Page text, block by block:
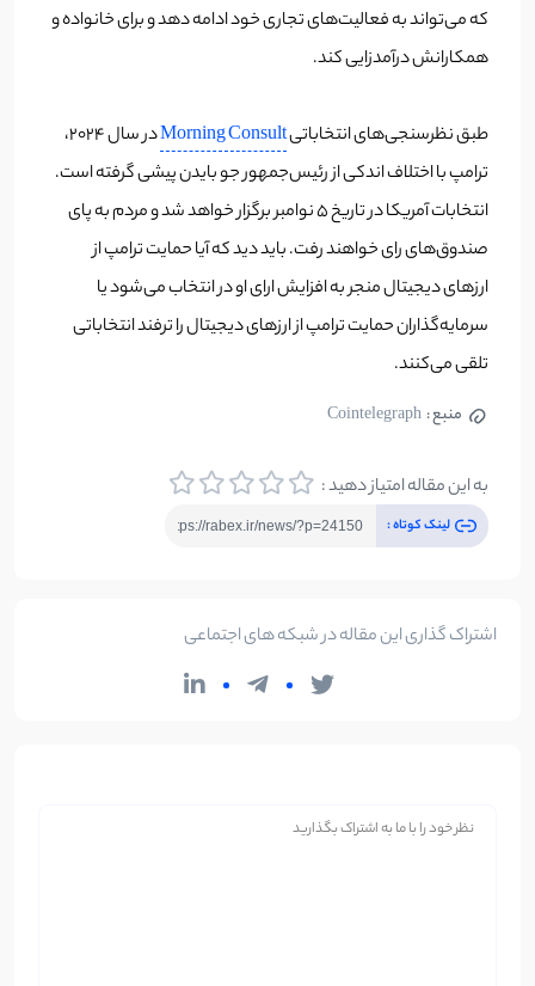
که می‌تواند به فعالیت‌های تجاری خود ادامه دهد و برای خانواده و
همکارانش درآمدزایی کند.
طبق نظرسنجی‌های انتخاباتیMorning Consult
در سال ۲۰۲۴،
ترامپ با اختلاف اندکی از رئیس‌جمهور جو بایدن پیشی گرفته است.
انتخابات آمریکا در تاریخ ۵ نوامبر برگزار خواهد شد و مردم به پای
صندوق‌های رای خواهند رفت. باید دید که آیا حمایت ترامپ از
ارزهای دیجیتال منجر به افزایش ارای او در انتخاب می‌شود یا
سرمایه‌گذاران حمایت ترامپ از ارزهای دیجیتال را ترفند انتخاباتی
تلقی می‌کنند.
منبع : Cointelegraph
به این مقاله امتیاز دهید :
لینک کوتاه :
اشتراک گذاری این مقاله در شبکه های اجتماعی